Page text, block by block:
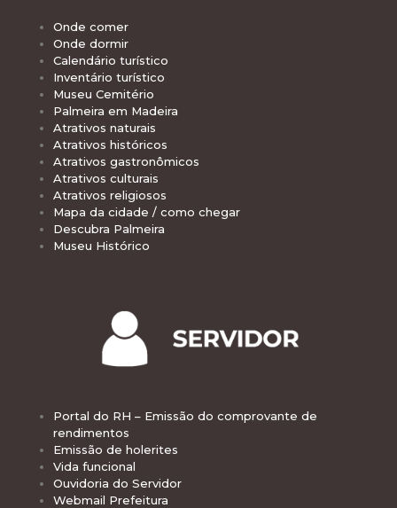
Onde comer
Onde dormir
Calendário turístico
Inventário turístico
Museu Cemitério
Palmeira em Madeira
Atrativos naturais
Atrativos históricos
Atrativos gastronômicos
Atrativos culturais
Atrativos religiosos
Mapa da cidade / como chegar
Descubra Palmeira
Museu Histórico
Portal do RH – Emissão do comprovante de
rendimentos
Emissão de holerites
Vida funcional
Ouvidoria do Servidor
Webmail Prefeitura